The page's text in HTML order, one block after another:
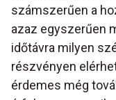
számszerűen a
azaz egyszerűen
időtávra milyen
részvényen
érdemes még